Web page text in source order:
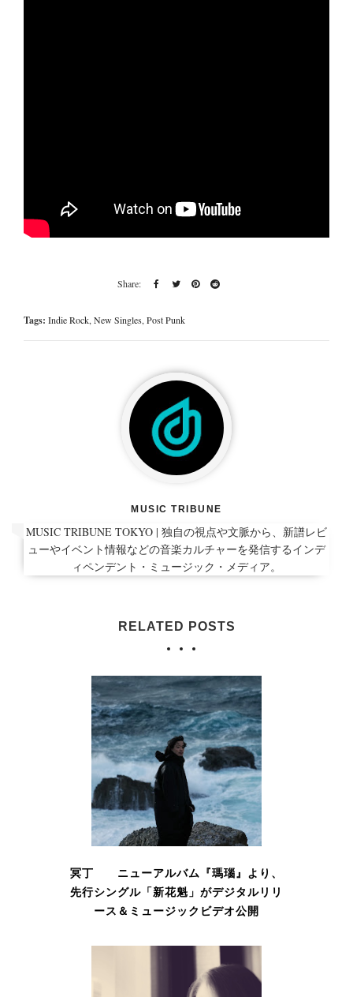
Tags: Indie Rock,New Singles,Post Punk
MUSIC TRIBUNE
MUSIC TRIBUNE TOKYO | 独自の視点や文脈から、新譜レビ
ューやイベント情報などの音楽カルチャーを発信するインデ
ィペンデント・ミュージック・メディア。
RELATED POSTS
冥丁 ニューアルバム『瑪瑙』より、
先行シングル「新花魁」がデジタルリリ
ース＆ミュージックビデオ公開